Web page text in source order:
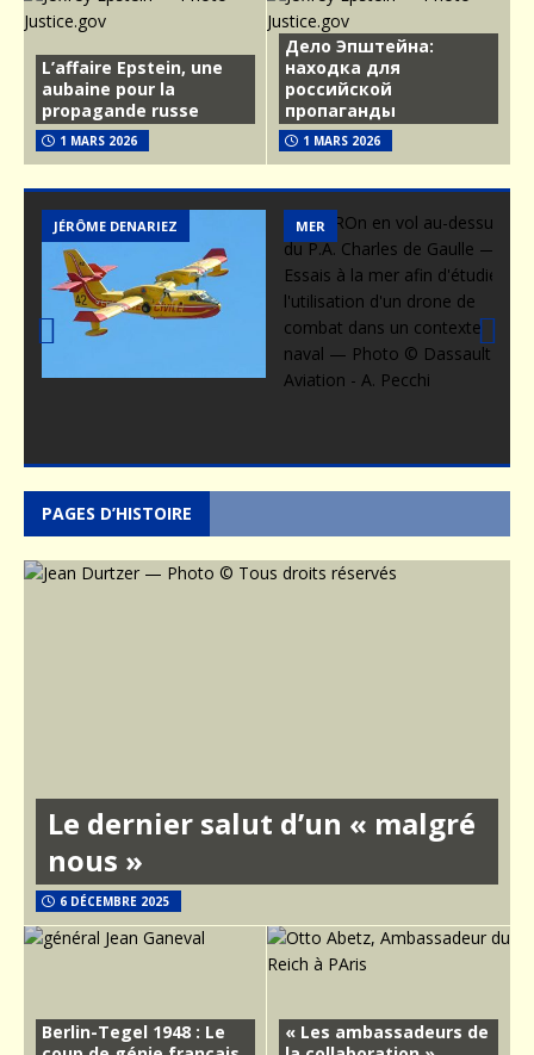
L’affaire Epstein, une
aubaine pour la
propagande russe
1 MARS 2026
Дело Эпштейна:
находка для
российской
пропаганды
1 MARS 2026
MER ARMEMENT
Nex
PAGES D’HISTOIRE
Le dernier salut d’un « malgré
nous »
6 DÉCEMBRE 2025
Berlin-Tegel 1948 : Le
« Les ambassadeurs de